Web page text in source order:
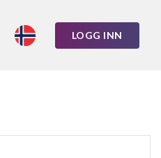
LOGG INN